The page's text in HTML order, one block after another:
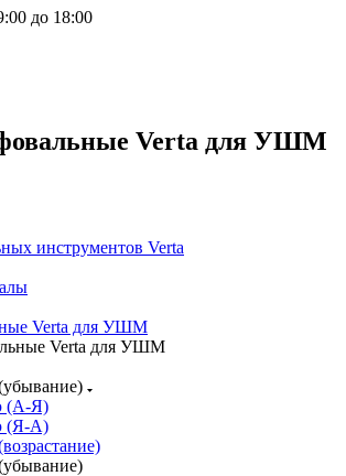
до 18:00
Verta для УШМ
инструментов Verta
Verta для УШМ
Verta для УШМ
(А-Я)
(Я-А)